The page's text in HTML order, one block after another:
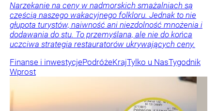
Narzekanie na ceny w nadmorskich smażalniach są
częścią naszego wakacyjnego folkloru. Jednak to nie
głupota turystów, naiwność ani niezdolność mnożenia i
dodawania do stu. To przemyślana, ale nie do końca
uczciwa strategia restauratorów ukrywających ceny.
Finanse i inwestycjePodróżeKrajTylko u NasTygodnik
Wprost